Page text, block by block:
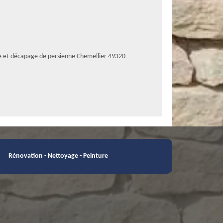
et décapage de persienne Chemellier 49320
Rénovation - Nettoyage - Peinture